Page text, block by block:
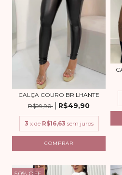
CALÇA COURO BRILHANTE
R$99,90
R$49,90
3 x de R$16,63 sem juros
COMPRAR
50% OFF